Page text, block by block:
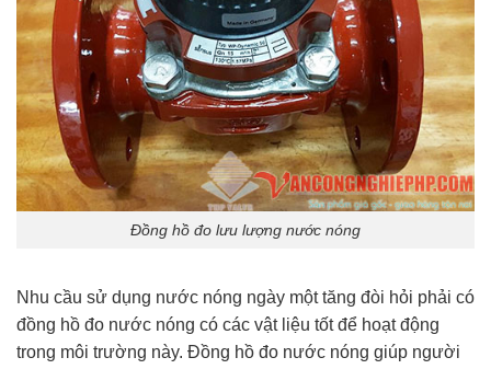
Đồng hồ đo lưu lượng nước nóng
Nhu cầu sử dụng nước nóng ngày một tăng đòi hỏi phải có
đồng hồ đo nước nóng có các vật liệu tốt để hoạt động
trong môi trường này. Đồng hồ đo nước nóng giúp người